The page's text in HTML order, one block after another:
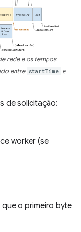
rede e os tempos
entre startTime e
de solicitação:
worker (se
o primeiro byte